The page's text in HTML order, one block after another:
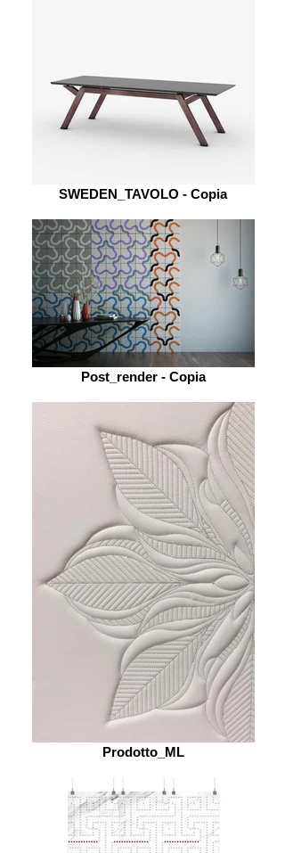
SWEDEN_TAVOLO - Copia
Post_render - Copia
Prodotto_ML